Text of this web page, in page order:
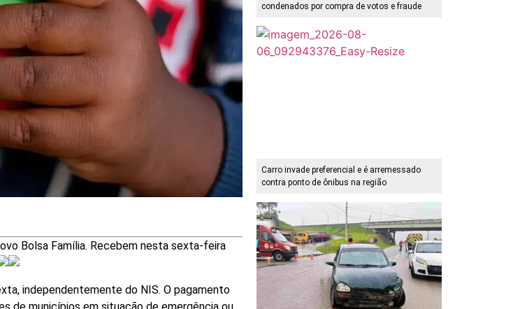
Bolsa Família. Recebem nesta sexta-feira
independentemente do NIS. O pagamento
condenados por compra de votos e fraude
Carro invade preferencial e é arremessado
contra ponto de ônibus na região